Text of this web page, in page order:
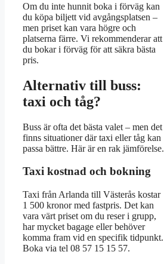
Om du inte hunnit boka i förväg kan
du köpa biljett vid avgångsplatsen –
men priset kan vara högre och
platserna färre. Vi rekommenderar att
du bokar i förväg för att säkra bästa
pris.
Alternativ till buss:
taxi och tåg?
Buss är ofta det bästa valet – men det
finns situationer där taxi eller tåg kan
passa bättre. Här är en rak jämförelse.
Taxi kostnad och bokning
Taxi från Arlanda till Västerås kostar
1 500 kronor med fastpris. Det kan
vara värt priset om du reser i grupp,
har mycket bagage eller behöver
komma fram vid en specifik tidpunkt.
Boka via tel 08 57 15 15 57.